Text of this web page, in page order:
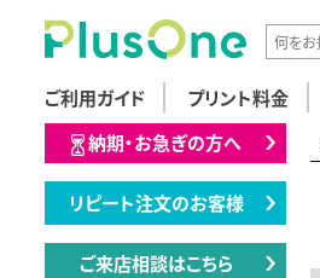
ご利用ガイド プリント料金
納期・お急ぎの方へ
リピート注文のお客様
ご来店相談はこちら